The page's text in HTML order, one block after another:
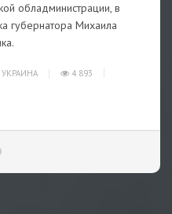
обладминистрации, в
губернатора Михаила
УКРАИНА
4 893